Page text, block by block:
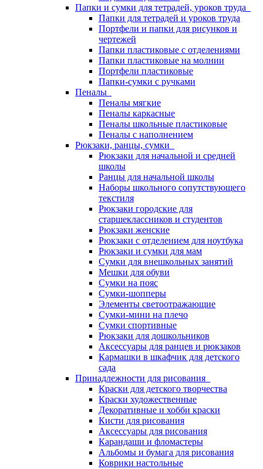
Папки и сумки для тетрадей, уроков труда
Папки для тетрадей и уроков труда
Портфели и папки для рисунков и
чертежей
Папки пластиковые с отделениями
Папки пластиковые на молнии
Портфели пластиковые
Папки-сумки с ручками
Пеналы
Пеналы мягкие
Пеналы каркасные
Пеналы школьные пластиковые
Пеналы с наполнением
Рюкзаки, ранцы, сумки
Рюкзаки для начальной и средней
школы
Ранцы для начальной школы
Наборы школьного сопутствующего
текстиля
Рюкзаки городские для
старшеклассников и студентов
Рюкзаки женские
Рюкзаки с отделением для ноутбука
Рюкзаки и сумки для мам
Сумки для внешкольных занятий
Мешки для обуви
Сумки на пояс
Сумки-шопперы
Элементы светоотражающие
Сумки-мини на плечо
Сумки спортивные
Рюкзаки для дошкольников
Аксессуары для ранцев и рюкзаков
Кармашки в шкафчик для детского
сада
Принадлежности для рисования
Краски для детского творчества
Краски художественные
Декоративные и хобби краски
Кисти для рисования
Аксессуары для рисования
Карандаши и фломастеры
Альбомы и бумага для рисования
Коврики настольные